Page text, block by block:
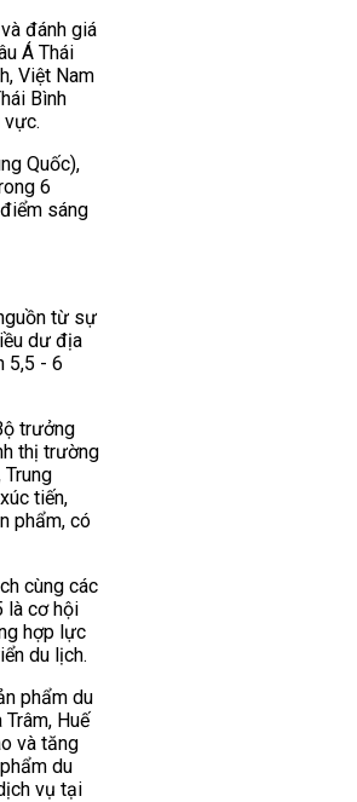
đánh giá
Á Thái
Việt Nam
Bình
Quốc),
6
sáng
từ sự
dư địa
5,5 - 6
trưởng
thị trường
tiến,
phẩm, có
cùng các
là cơ hội
hợp lực
du lịch.
phẩm du
Huế
và tăng
du
vụ tại